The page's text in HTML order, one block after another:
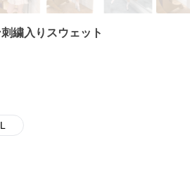
繍入りスウェット
L